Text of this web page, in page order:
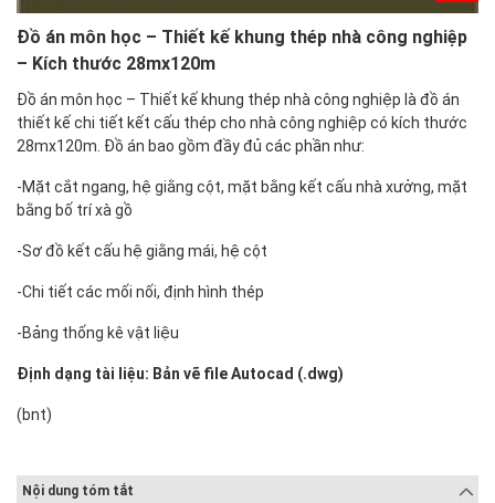
Đồ án môn học – Thiết kế khung thép nhà công nghiệp
– Kích thước 28mx120m
Đồ án môn học – Thiết kế khung thép nhà công nghiệp là đồ án
thiết kế chi tiết kết cấu thép cho nhà công nghiệp có kích thước
28mx120m. Đồ án bao gồm đầy đủ các phần như:
-Mặt cắt ngang, hệ giằng cột, mặt bằng kết cấu nhà xưởng, mặt
bằng bố trí xà gồ
-Sơ đồ kết cấu hệ giằng mái, hệ cột
-Chi tiết các mối nối, định hình thép
-Bảng thống kê vật liệu
Định dạng tài liệu: Bản vẽ file Autocad (.dwg)
(bnt)
Nội dung tóm tắt